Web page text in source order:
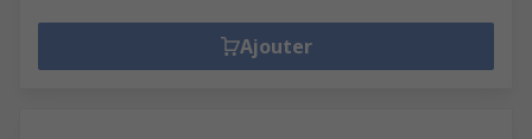
Ajouter